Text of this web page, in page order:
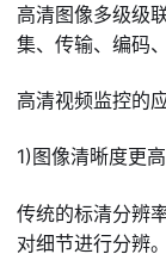
高清图像多级级
集、传输、编码
高清视频监控的
1)图像清晰度更
传统的标清分辨
对细节进行分辨